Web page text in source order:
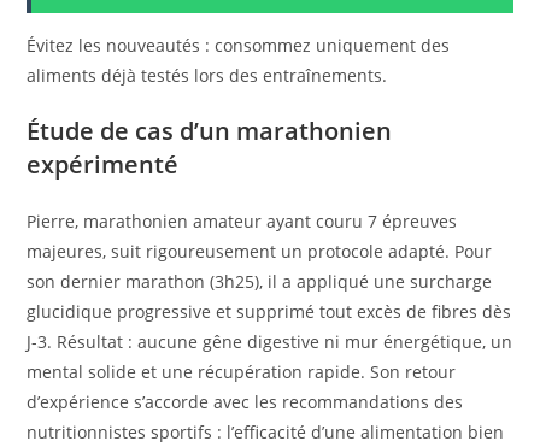
Évitez les nouveautés : consommez uniquement des
aliments déjà testés lors des entraînements.
Étude de cas d’un marathonien
expérimenté
Pierre, marathonien amateur ayant couru 7 épreuves
majeures, suit rigoureusement un protocole adapté. Pour
son dernier marathon (3h25), il a appliqué une surcharge
glucidique progressive et supprimé tout excès de fibres dès
J-3. Résultat : aucune gêne digestive ni mur énergétique, un
mental solide et une récupération rapide. Son retour
d’expérience s’accorde avec les recommandations des
nutritionnistes sportifs : l’efficacité d’une alimentation bien